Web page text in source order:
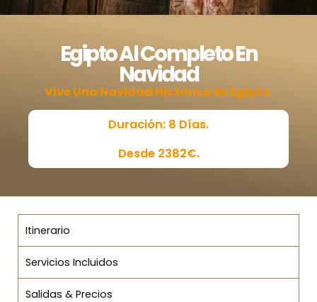
Egipto Al Completo En
Navidad
Vive Una Navidad Histórica En Egipto.
Duración: 8 Días.
Desde 2382€.
Itinerario
Servicios Incluidos
Salidas & Precios